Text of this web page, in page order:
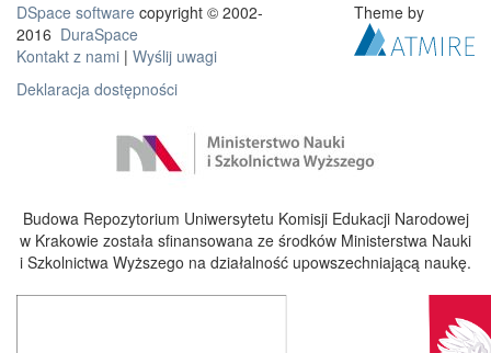
DSpace software copyright © 2002-
2016 DuraSpace
Kontakt z nami | Wyślij uwagi
Deklaracja dostępności
Theme by
Budowa Repozytorium Uniwersytetu Komisji Edukacji Narodowej
w Krakowie została sfinansowana ze środków Ministerstwa Nauki
i Szkolnictwa Wyższego na działalność upowszechniającą naukę.